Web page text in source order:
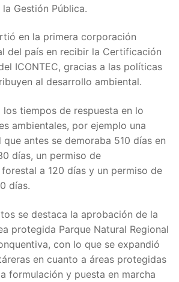
Gestión Pública.
en la primera corporación
del país en recibir la Certificación
ICONTEC, gracias a las políticas
al desarrollo ambiental.
tiempos de respuesta en lo
ambientales, por ejemplo una
antes se demoraba 510 días en
días, un permiso de
a 120 días y un permiso de
días.
se destaca la aprobación de la
protegida Parque Natural Regional
con lo que se expandió
en cuanto a áreas protegidas
formulación y puesta en marcha